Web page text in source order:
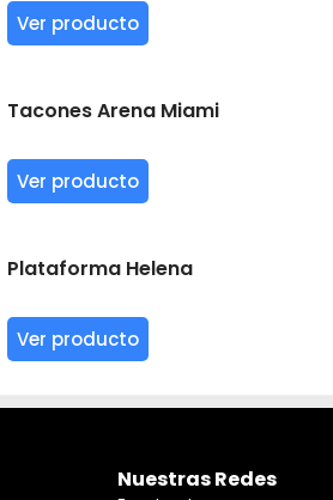
Ver producto
Tacones Arena Miami
Ver producto
Plataforma Helena
Ver producto
Nuestras Redes